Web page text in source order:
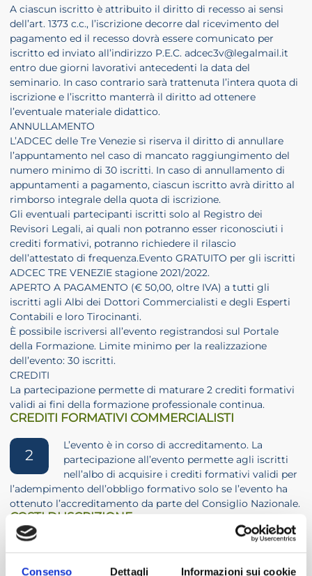
Consenso Dettagli Informazioni sui cookie
A ciascun iscritto è attribuito il diritto di recesso ai sensi
dell’art. 1373 c.c., l’iscrizione decorre dal ricevimento del
pagamento ed il recesso dovrà essere comunicato per
iscritto ed inviato all’indirizzo P.E.C. adcec3v@legalmail.it
entro due giorni lavorativi antecedenti la data del
seminario. In caso contrario sarà trattenuta l’intera quota di
iscrizione e l’iscritto manterrà il diritto ad ottenere
l’eventuale materiale didattico.
ANNULLAMENTO
L’ADCEC delle Tre Venezie si riserva il diritto di annullare
l’appuntamento nel caso di mancato raggiungimento del
numero minimo di 30 iscritti. In caso di annullamento di
appuntamenti a pagamento, ciascun iscritto avrà diritto al
rimborso integrale della quota di iscrizione.
Gli eventuali partecipanti iscritti solo al Registro dei
Revisori Legali, ai quali non potranno esser riconosciuti i
crediti formativi, potranno richiedere il rilascio
dell’attestato di frequenza.Evento GRATUITO per gli iscritti
ADCEC TRE VENEZIE stagione 2021/2022.
APERTO A PAGAMENTO (€ 50,00, oltre IVA) a tutti gli
iscritti agli Albi dei Dottori Commercialisti e degli Esperti
Contabili e loro Tirocinanti.
È possibile iscriversi all’evento registrandosi sul Portale
della Formazione. Limite minimo per la realizzazione
dell’evento: 30 iscritti.
CREDITI
La partecipazione permette di maturare 2 crediti formativi
validi ai fini della formazione professionale continua.
CREDITI FORMATIVI COMMERCIALISTI
2
L’evento è in corso di accreditamento. La
partecipazione all’evento permette agli iscritti
nell’albo di acquisire i crediti formativi validi per
l’adempimento dell’obbligo formativo solo se l’evento ha
ottenuto l’accreditamento da parte del Consiglio Nazionale.
COSTI DI ISCRIZIONE
€ 0,00